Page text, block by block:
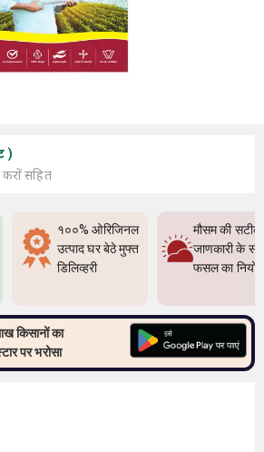
)
सहित
१००% ओरिजिनल
उत्पाद घर बेठे मुफ्त
डिलिव्हरी
मौसम की सटीक
जाणकारी के
फसल का
किसानों का
पर भरोसा